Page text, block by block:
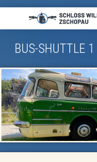
Skip
main
contentBUS-SHUTTLE